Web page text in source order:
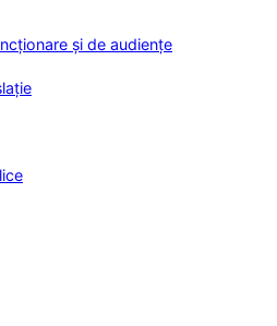
și de audiențe